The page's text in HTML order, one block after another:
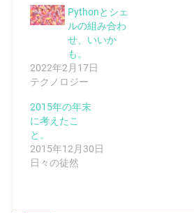
Pythonとシェ
ルの組み合わ
せ、いいか
も。
2022年2月17日
テクノロジー
2015年の年末
に考えたこ
と。
2015年12月30日
日々の徒然